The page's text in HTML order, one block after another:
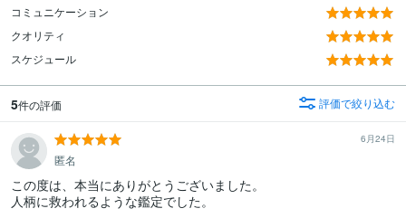
コミュニケーション
クオリティ
スケジュール
5件の評価 評価で絞り込む
6月24日
匿名
この度は、本当にありがとうございました。
人柄に救われるような鑑定でした。